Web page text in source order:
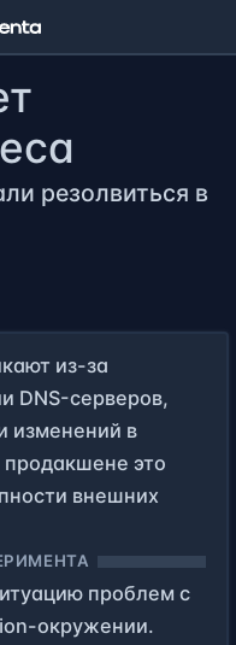
резолвиться в
из-за
DNS-серверов,
изменений в
это
внешних
проблем с
окружении.